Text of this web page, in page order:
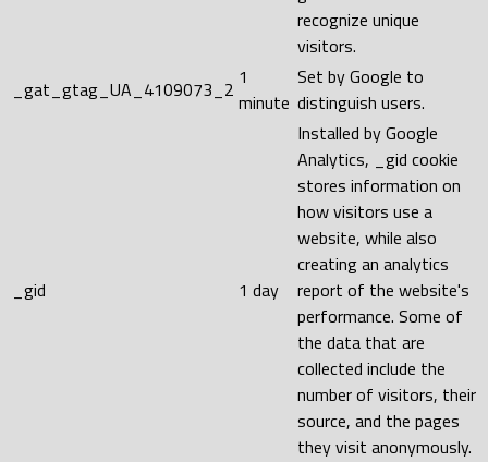
recognize unique
visitors.
_gat_gtag_UA_4109073_2 1
minute
Set by Google to
distinguish users.
_gid 1 day
Installed by Google
Analytics, _gid cookie
stores information on
how visitors use a
website, while also
creating an analytics
report of the website's
performance. Some of
the data that are
collected include the
number of visitors, their
source, and the pages
they visit anonymously.